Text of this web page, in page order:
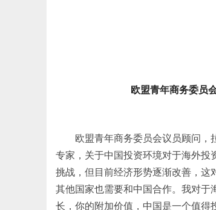
欧盟青年商务委员
欧盟青年商务委员会议员顾问，
专家，关于中国投资环境对于海外投
挑战，但目前经济形势逐渐改善，这
其他国家也需要和中国合作。我对于
长，你的附加价值，中国是一个值得